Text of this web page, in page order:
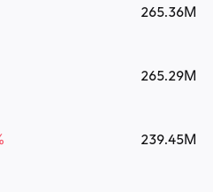
265.36M
265.29M
239.45M